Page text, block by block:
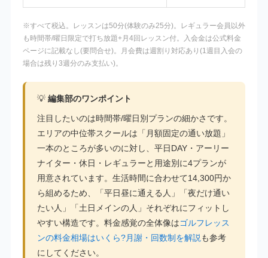
※すべて税込。レッスンは50分(体験のみ25分)。レギュラー会員以外
も時間帯/曜日限定で打ち放題+月4回レッスン付。入会金は公式料金
ページに記載なし(要問合せ)。月会費は週割り対応あり(1週目入会の
場合は残り3週分のみ支払い)。
💡 編集部のワンポイント
注目したいのは時間帯/曜日別プランの細かさです。
エリアの中位帯スクールは「月額固定の通い放題」
一本のところが多いのに対し、平日DAY・アーリー
ナイター・休日・レギュラーと用途別に4プランが
用意されています。生活時間に合わせて14,300円か
ら組めるため、「平日昼に通える人」「夜だけ通い
たい人」「土日メインの人」それぞれにフィットし
やすい構造です。料金感覚の全体像はゴルフレッス
ンの料金相場はいくら?月謝・回数制を解説 も参考
にしてください。